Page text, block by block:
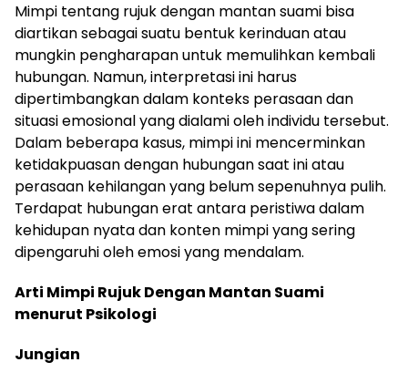
Mimpi tentang rujuk dengan mantan suami bisa
diartikan sebagai suatu bentuk kerinduan atau
mungkin pengharapan untuk memulihkan kembali
hubungan. Namun, interpretasi ini harus
dipertimbangkan dalam konteks perasaan dan
situasi emosional yang dialami oleh individu tersebut.
Dalam beberapa kasus, mimpi ini mencerminkan
ketidakpuasan dengan hubungan saat ini atau
perasaan kehilangan yang belum sepenuhnya pulih.
Terdapat hubungan erat antara peristiwa dalam
kehidupan nyata dan konten mimpi yang sering
dipengaruhi oleh emosi yang mendalam.
Arti Mimpi Rujuk Dengan Mantan Suami
menurut Psikologi
Jungian